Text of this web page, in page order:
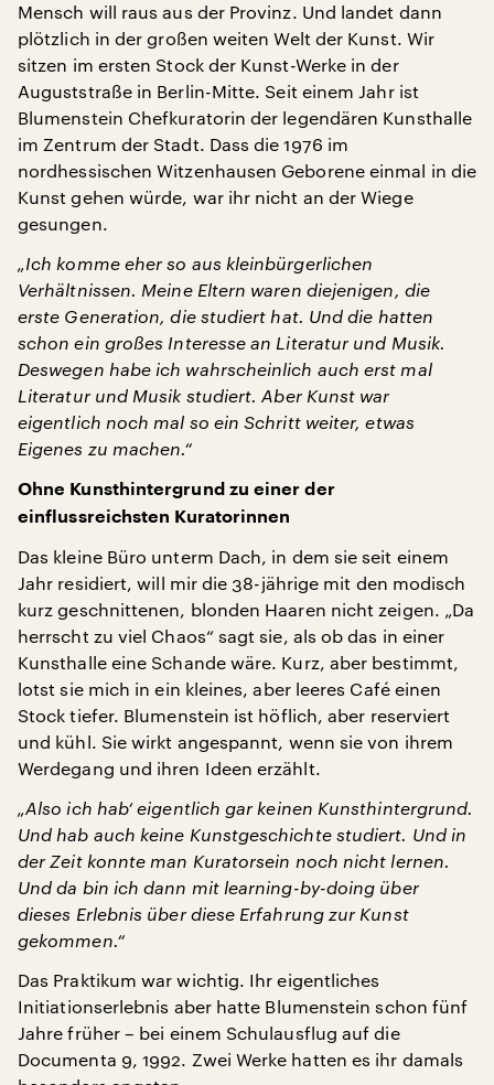
Mensch will raus aus der Provinz. Und landet dann
plötzlich in der großen weiten Welt der Kunst. Wir
sitzen im ersten Stock der Kunst-Werke in der
Auguststraße in Berlin-Mitte. Seit einem Jahr ist
Blumenstein Chefkuratorin der legendären Kunsthalle
im Zentrum der Stadt. Dass die 1976 im
nordhessischen Witzenhausen Geborene einmal in die
Kunst gehen würde, war ihr nicht an der Wiege
gesungen.
„Ich komme eher so aus kleinbürgerlichen
Verhältnissen. Meine Eltern waren diejenigen, die
erste Generation, die studiert hat. Und die hatten
schon ein großes Interesse an Literatur und Musik.
Deswegen habe ich wahrscheinlich auch erst mal
Literatur und Musik studiert. Aber Kunst war
eigentlich noch mal so ein Schritt weiter, etwas
Eigenes zu machen.“
Ohne Kunsthintergrund zu einer der
einflussreichsten Kuratorinnen
Das kleine Büro unterm Dach, in dem sie seit einem
Jahr residiert, will mir die 38-jährige mit den modisch
kurz geschnittenen, blonden Haaren nicht zeigen. „Da
herrscht zu viel Chaos“ sagt sie, als ob das in einer
Kunsthalle eine Schande wäre. Kurz, aber bestimmt,
lotst sie mich in ein kleines, aber leeres Café einen
Stock tiefer. Blumenstein ist höflich, aber reserviert
und kühl. Sie wirkt angespannt, wenn sie von ihrem
Werdegang und ihren Ideen erzählt.
„Also ich hab‘ eigentlich gar keinen Kunsthintergrund.
Und hab auch keine Kunstgeschichte studiert. Und in
der Zeit konnte man Kuratorsein noch nicht lernen.
Und da bin ich dann mit learning-by-doing über
dieses Erlebnis über diese Erfahrung zur Kunst
gekommen.“
Das Praktikum war wichtig. Ihr eigentliches
Initiationserlebnis aber hatte Blumenstein schon fünf
Jahre früher – bei einem Schulausflug auf die
Documenta 9, 1992. Zwei Werke hatten es ihr damals